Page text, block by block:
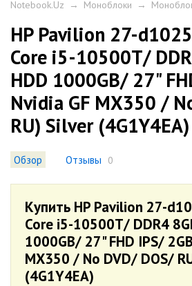
Notebook.Uz → Моноблоки →
HP Pavilion 27-
Core i5-10500T/
HDD 1000GB/ 27"
Nvidia GF MX350 /
RU) Silver (4G1Y4EA)
Обзор Отзывы 0
Купить HP Pavilion 27-
Core i5-10500T/ DDR4
1000GB/ 27" FHD IPS/
MX350 / No DVD/ DOS/
(4G1Y4EA)